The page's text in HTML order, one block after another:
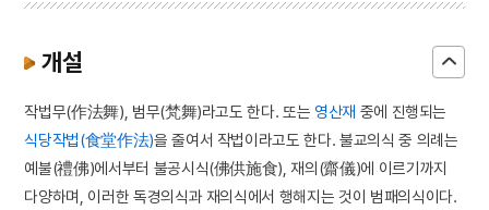
개설
작법무(作法舞), 범무(梵舞)라고도 한다. 또는 영산재 중에 진행되는
식당작법(食堂作法)을 줄여서 작법이라고도 한다. 불교의식 중 의례는
예불(禮佛)에서부터 불공시식(佛供施食), 재의(齋儀)에 이르기까지
다양하며, 이러한 독경의식과 재의식에서 행해지는 것이 범패의식이다.